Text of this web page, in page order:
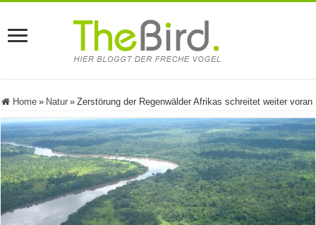
Home » Natur » Zerstörung der Regenwälder Afrikas schreitet weiter voran